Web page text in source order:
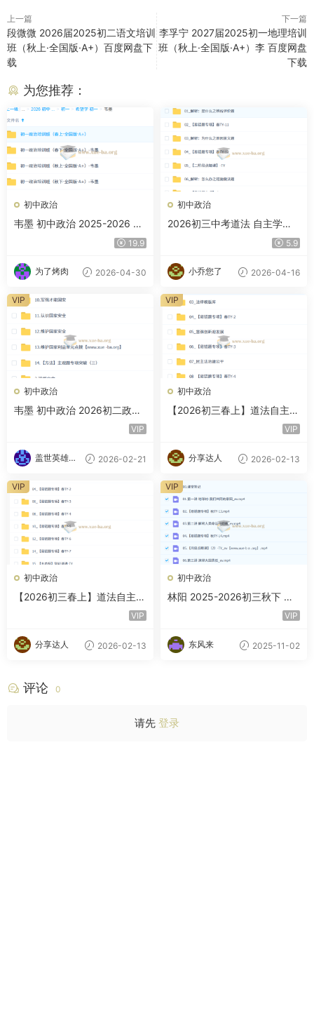
上一篇
段微微 2026届2025初二语文培训
班（秋上·全国版·A+）百度网盘下
载
下一篇
李孚宁 2027届2025初一地理培训
班（秋上·全国版·A+）李 百度网盘
下载
为您推荐：
初中政治
韦墨 初中政治 2025-2026 初
一政治培训班（全年）（全国
19.9
为了烤肉 2026-04-30
初中政治
2026初三中考道法 自主学习·
5.9
小乔您了 2026-04-16
初中政治
韦墨 初中政治 2026初二政治
人文素养培训班（秋下·全国版
VIP
盖世英雄的
2026-02-21
VIP
初中政治
【2026初三春上】道法自主学
VIP
分享达人 2026-02-13
VIP
初中政治
【2026初三春上】道法自主学
VIP
分享达人 2026-02-13
VIP
初中政治
林阳 2025-2026初三秋下 道
VIP
东风来 2025-11-02
VIP
评论 0
请先 登录